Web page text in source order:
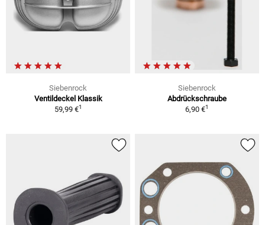
Siebenrock
Ventildeckel Klassik
59,99 €1
Siebenrock
Abdrückschraube
6,90 €1